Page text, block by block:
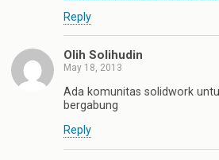
Reply
Olih Solihudin
May 18, 2013
Ada komunitas solidwork
bergabung
Reply